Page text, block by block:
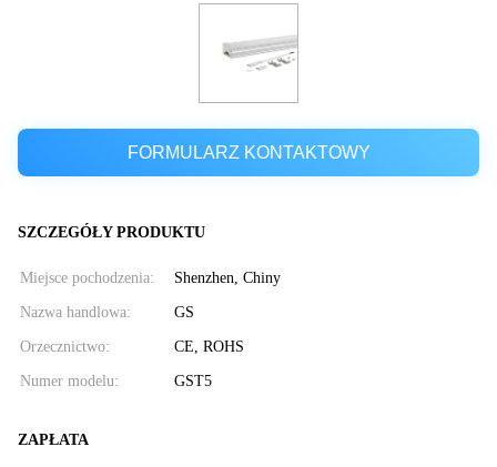
FORMULARZ KONTAKTOWY
SZCZEGÓŁY PRODUKTU
Miejsce pochodzenia: Shenzhen, Chiny
Nazwa handlowa: GS
Orzecznictwo: CE, ROHS
Numer modelu: GST5
ZAPŁATA